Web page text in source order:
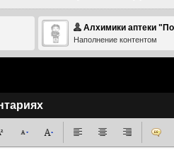
Алхимики аптеки "Под
Наполнение контентом